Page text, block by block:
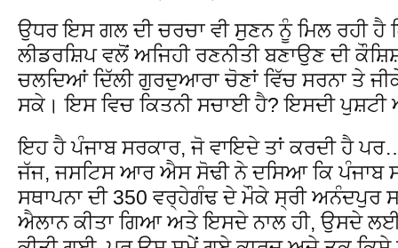
ਉਧਰ ਇਸ ਗਲ ਦੀ ਚਰਚਾ ਵੀ ਸੁਣਨ ਨੂੰ ਮਿਲ ਰਹੀ ਹੈ
ਲੀਡਰਸ਼ਿਪ ਵਲੋਂ ਅਜਿਹੀ ਰਣਨੀਤੀ ਬਣਾਉਣ ਦੀ
ਚਲਦਿਆਂ ਦਿੱਲੀ ਗੁਰਦੁਆਰਾ ਚੋਣਾਂ ਵਿੱਚ ਸਰਨਾ ਤੇ
ਸਕੇ। ਇਸ ਵਿਚ ਕਿਤਨੀ ਸਚਾਈ ਹੈ? ਇਸਦੀ ਪੁਸ਼ਟੀ
ਇਹ ਹੈ ਪੰਜਾਬ ਸਰਕਾਰ, ਜੋ ਵਾਇਦੇ ਤਾਂ ਕਰਦੀ ਹੈ
ਜੱਜ, ਜਸਟਿਸ ਆਰ ਐਸ ਸੋਢੀ ਨੇ ਦਸਿਆ ਕਿ ਪੰਜਾਬ
ਸਥਾਪਨਾ ਦੀ 350 ਵਰ੍ਹੇਗੰਢ ਦੇ ਮੌਕੇ ਸ੍ਰੀ ਅਨੰਦਪੁਰ
ਐਲਾਨ ਕੀਤਾ ਗਿਆ ਅਤੇ ਇਸਦੇ ਨਾਲ ਹੀ, ਉਸਦੇ ਲਈ